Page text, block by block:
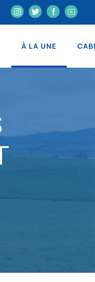
À LA UNE